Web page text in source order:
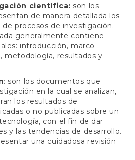
científica: son los
de manera detallada los
de procesos de investigación.
generalmente contiene
introducción, marco
metodología, resultados y
: son los documentos que
en la cual se analizan,
los resultados de
o no publicadas sobre un
con el fin de dar
y las tendencias de desarrollo.
una cuidadosa revisión